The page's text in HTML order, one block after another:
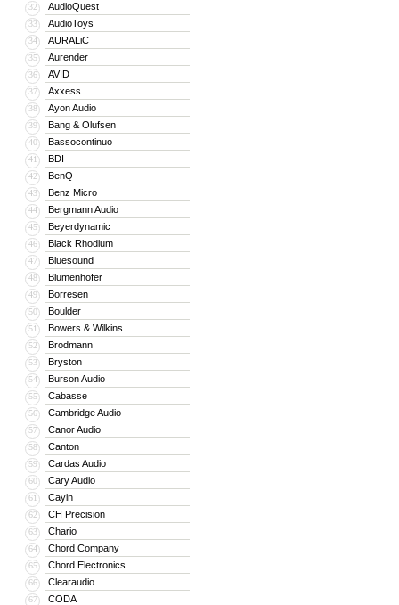
32 AudioQuest
33 AudioToys
34 AURALiC
35 Aurender
36 AVID
37 Axxess
38 Ayon Audio
39 Bang & Olufsen
40 Bassocontinuo
41 BDI
42 BenQ
43 Benz Micro
44 Bergmann Audio
45 Beyerdynamic
46 Black Rhodium
47 Bluesound
48 Blumenhofer
49 Borresen
50 Boulder
51 Bowers & Wilkins
52 Brodmann
53 Bryston
54 Burson Audio
55 Cabasse
56 Cambridge Audio
57 Canor Audio
58 Canton
59 Cardas Audio
60 Cary Audio
61 Cayin
62 CH Precision
63 Chario
64 Chord Company
65 Chord Electronics
66 Clearaudio
67 CODA